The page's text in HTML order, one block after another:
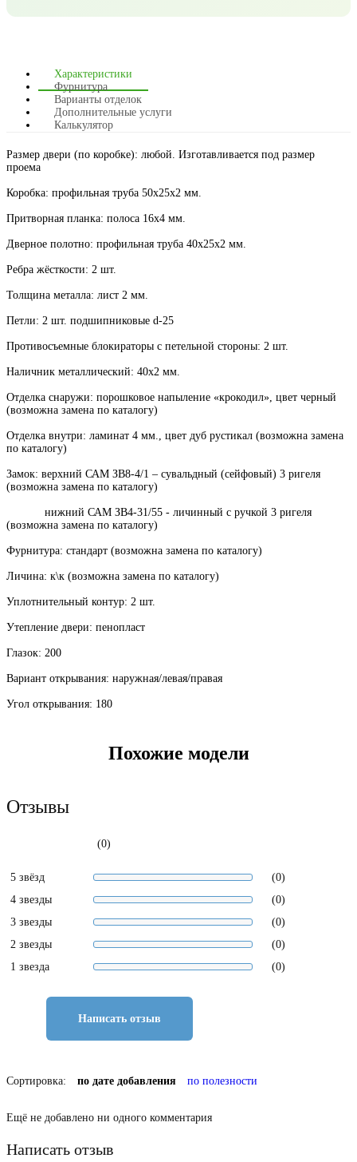
Характеристики
Фурнитура
Варианты отделок
Дополнительные услуги
Калькулятор
Размер двери (по коробке): любой. Изготавливается под размер
проема
Коробка: профильная труба 50х25х2 мм.
Притворная планка: полоса 16х4 мм.
Дверное полотно: профильная труба 40х25х2 мм.
Ребра жёсткости: 2 шт.
Толщина металла: лист 2 мм.
Петли: 2 шт. подшипниковые d-25
Противосъемные блокираторы с петельной стороны: 2 шт.
Наличник металлический: 40х2 мм.
Отделка снаружи: порошковое напыление «крокодил», цвет черный
(возможна замена по каталогу)
Отделка внутри: ламинат 4 мм., цвет дуб рустикал (возможна замена
по каталогу)
Замок: верхний САМ ЗВ8-4/1 – сувальдный (сейфовый) 3 ригеля
(возможна замена по каталогу)
нижний САМ ЗВ4-31/55 - личинный с ручкой 3 ригеля
(возможна замена по каталогу)
Фурнитура: стандарт (возможна замена по каталогу)
Личина: к\к (возможна замена по каталогу)
Уплотнительный контур: 2 шт.
Утепление двери: пенопласт
Глазок: 200
Вариант открывания: наружная/левая/правая
Угол открывания: 180
Похожие модели
Отзывы
(0)
5 звёзд
(0)
4 звезды
(0)
3 звезды
(0)
2 звезды
(0)
1 звезда
(0)
Написать отзыв
Сортировка: по дате добавления по полезности
Ещё не добавлено ни одного комментария
Написать отзыв